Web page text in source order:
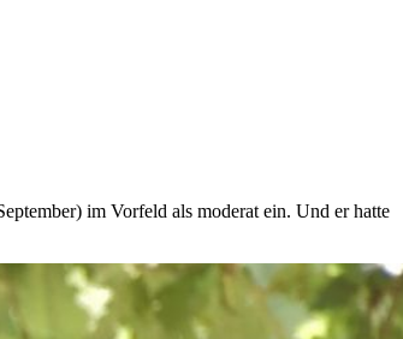
im Vorfeld als moderat ein. Und er hatte